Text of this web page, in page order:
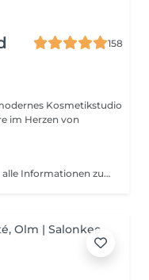
158
Kosmetikstudio
im Herzen von
Auf Anfrage (über WhatsApp) werden alle Informationen zu einem Brautstyling zugesendet!